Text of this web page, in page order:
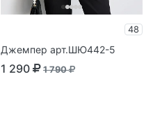
48
Джемпер арт.ШЮ442-5
1 290 1 790